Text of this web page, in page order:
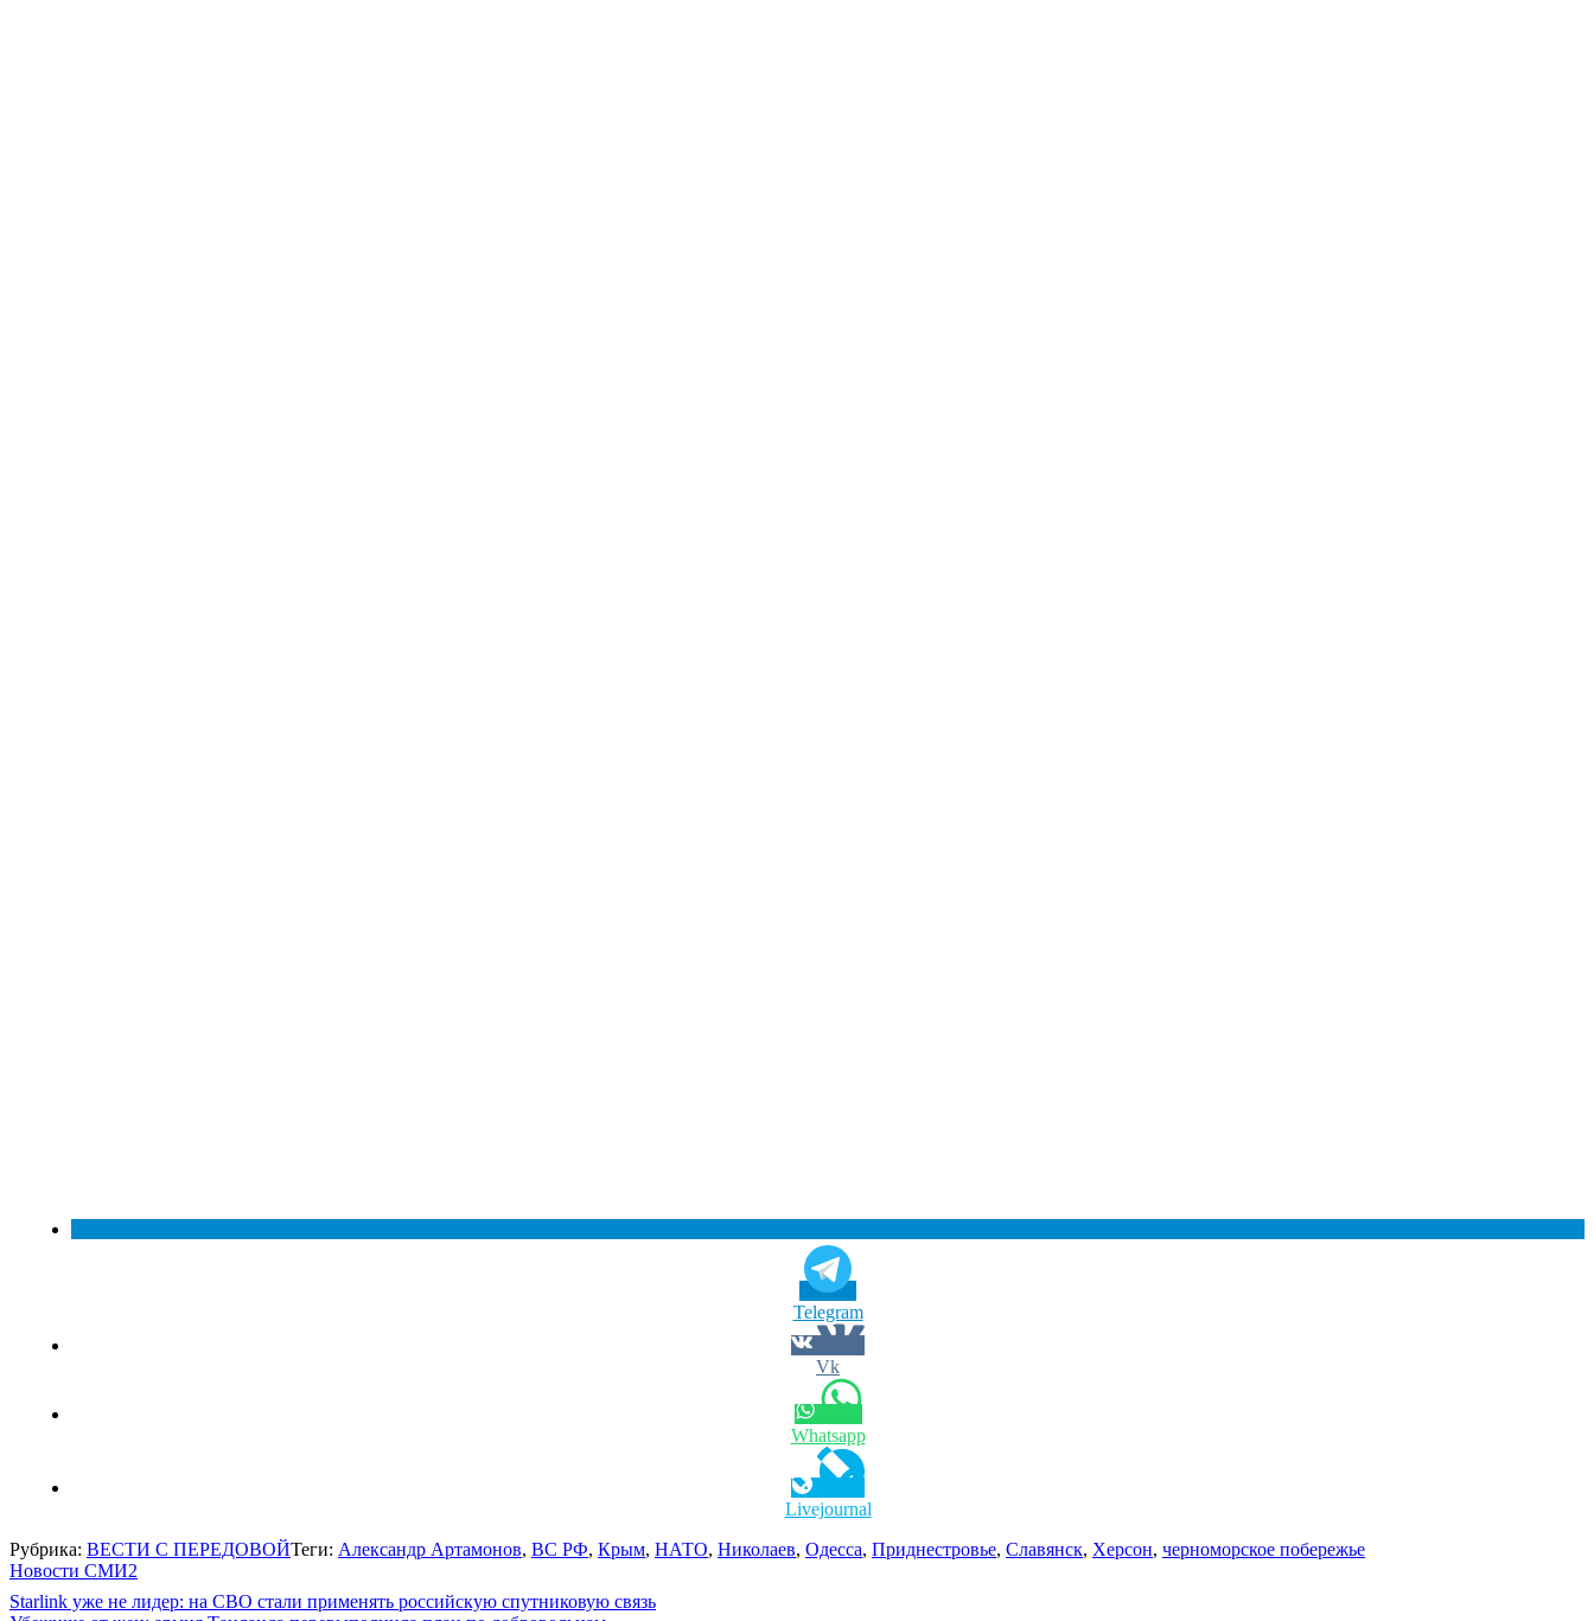
Telegram
Vk
Whatsapp
Livejournal
Рубрика: ВЕСТИ С ПЕРЕДОВОЙТеги: Александр Артамонов, ВС РФ, Крым, НАТО, Николаев, Одесса, Приднестровье, Славянск, Херсон, черноморское побережье
Новости СМИ2
Навигация
Starlink уже не лидер: на СВО стали применять российскую спутниковую связь